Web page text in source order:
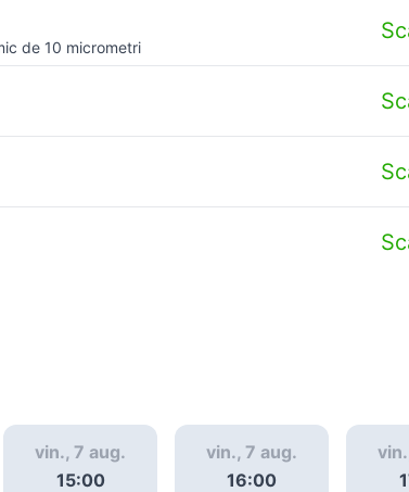
de 10 micrometri
vin., 7 aug.
15:00
vin., 7 aug.
16:00